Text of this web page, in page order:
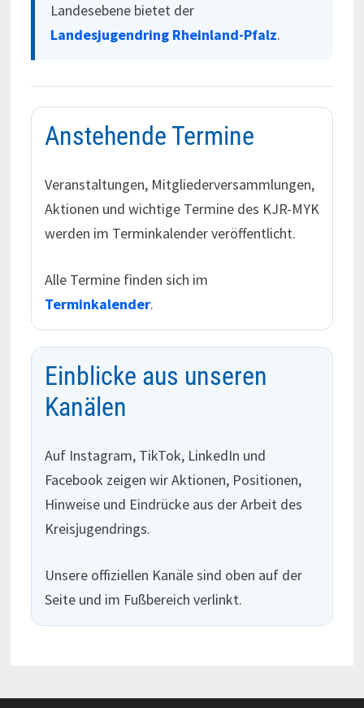
Landesebene bietet der
Landesjugendring Rheinland-Pfalz.
Anstehende Termine
Veranstaltungen, Mitgliederversammlungen,
Aktionen und wichtige Termine des KJR-MYK
werden im Terminkalender veröffentlicht.
Alle Termine finden sich im
Terminkalender.
Einblicke aus unseren
Kanälen
Auf Instagram, TikTok, LinkedIn und
Facebook zeigen wir Aktionen, Positionen,
Hinweise und Eindrücke aus der Arbeit des
Kreisjugendrings.
Unsere offiziellen Kanäle sind oben auf der
Seite und im Fußbereich verlinkt.